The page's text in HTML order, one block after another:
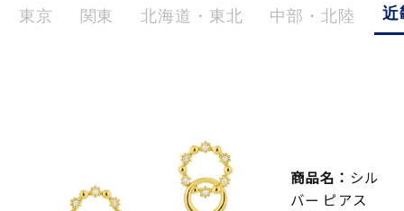
在庫ありのみ すべて表示
東京 関東 北海道・東北 中部・北陸 近
商品名： シル
バー ピアス